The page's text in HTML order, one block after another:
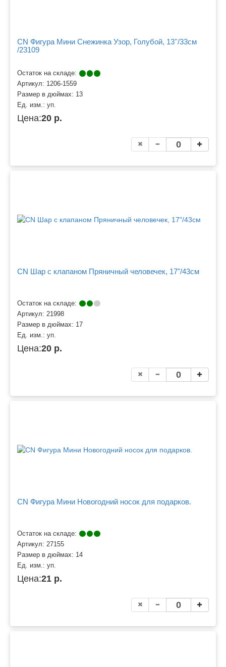
CN Фигура Мини Снежинка Узор, Голубой, 13''/33см
/23109
Остаток на складе:
Артикул: 1206-1559
Размер в дюймах: 13
Ед. изм.: уп.
Цена:20 р.
CN Шар с клапаном Пряничный человечек, 17"/43см
Остаток на складе:
Артикул: 21998
Размер в дюймах: 17
Ед. изм.: уп.
Цена:20 р.
CN Фигура Мини Новогодний носок для подарков.
Остаток на складе:
Артикул: 27155
Размер в дюймах: 14
Ед. изм.: уп.
Цена:21 р.